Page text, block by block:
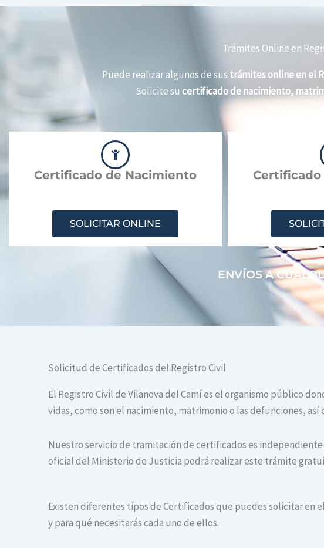
Trámites Online en
Puede realizar algunos de sus trámites online en el
Solicite su certificado de nacimiento,
Certificado de Nacimiento
SOLICITAR ONLINE
ENVÍOS A
Solicitud de Certificados del Registro Civil
El Registro Civil de Vilanova del Camí es el organismo público
vidas, como son el nacimiento, matrimonio o las defunciones,
Nuestro servicio de tramitación de certificados es
oficial del Ministerio de Justicia podrá realizar este trámite
Existen diferentes tipos de Certificados que puedes solicitar en
y para qué necesitarás cada uno de ellos.